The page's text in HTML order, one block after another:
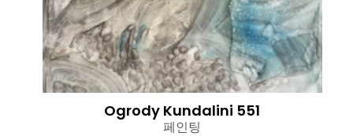
Ogrody Kundalini 551
페인팅